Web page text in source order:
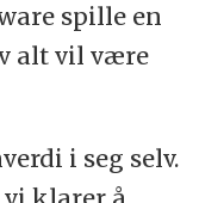
spille en
alt vil være
i seg selv.